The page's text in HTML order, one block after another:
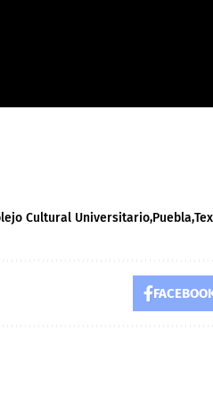
Cultural Universitario Puebla